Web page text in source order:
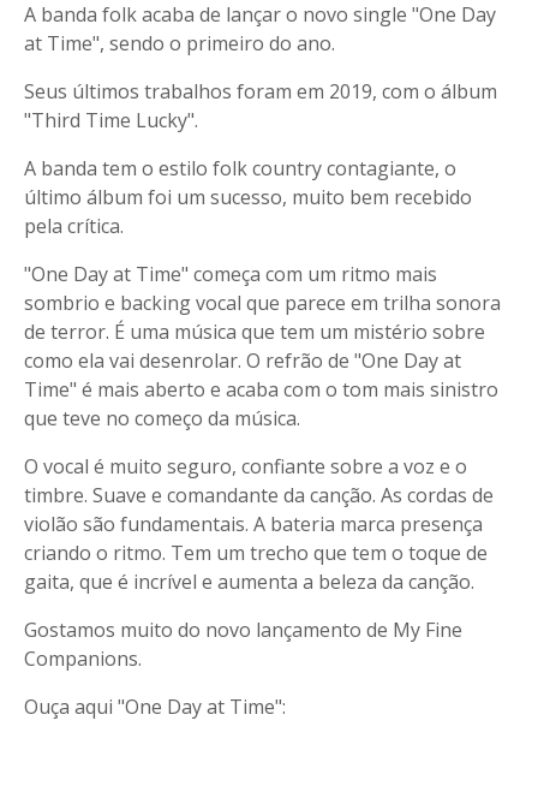
A banda folk acaba de lançar o novo single "One Day
at Time", sendo o primeiro do ano.
Seus últimos trabalhos foram em 2019, com o álbum
"Third Time Lucky".
A banda tem o estilo folk country contagiante, o
último álbum foi um sucesso, muito bem recebido
pela crítica.
"One Day at Time" começa com um ritmo mais
sombrio e backing vocal que parece em trilha sonora
de terror. É uma música que tem um mistério sobre
como ela vai desenrolar. O refrão de "One Day at
Time" é mais aberto e acaba com o tom mais sinistro
que teve no começo da música.
O vocal é muito seguro, confiante sobre a voz e o
timbre. Suave e comandante da canção. As cordas de
violão são fundamentais. A bateria marca presença
criando o ritmo. Tem um trecho que tem o toque de
gaita, que é incrível e aumenta a beleza da canção.
Gostamos muito do novo lançamento de My Fine
Companions.
Ouça aqui "One Day at Time":